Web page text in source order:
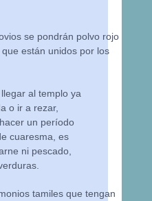
se pondrán polvo rojo
están unidos por los
al templo ya
o ir a rezar,
un período
cuaresma, es
ni pescado,
tamiles que tengan